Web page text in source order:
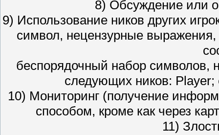
8) Обсуждение или
9) Использование ников других
символ, нецензурные выражения,
беспорядочный набор символов,
следующих ников: Player;
10) Мониторинг (получение
способом, кроме как через
11)